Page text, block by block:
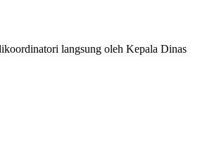
langsung oleh Kepala Dinas